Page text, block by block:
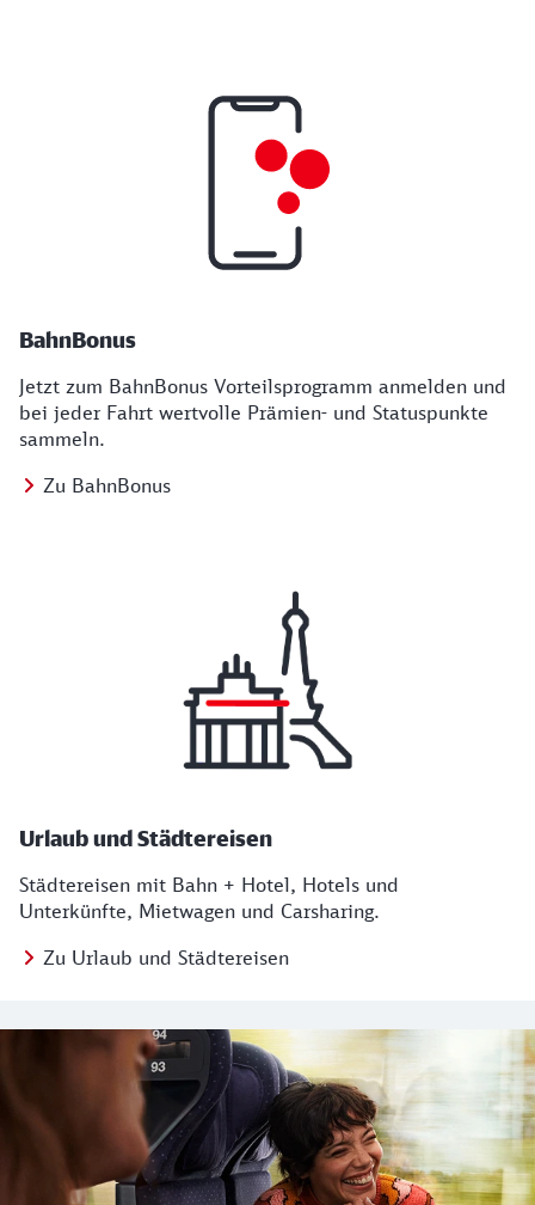
BahnBonus
Jetzt zum BahnBonus Vorteilsprogramm anmelden und
bei jeder Fahrt wertvolle Prämien- und Statuspunkte
sammeln.
Zu BahnBonus
Urlaub und Städtereisen
Städtereisen mit Bahn + Hotel, Hotels und
Unterkünfte, Mietwagen und Carsharing.
Zu Urlaub und Städtereisen
Regionales Angebot